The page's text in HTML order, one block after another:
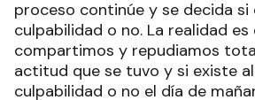
proceso continúe y se decida si
culpabilidad o no. La realidad es
compartimos y repudiamos
actitud que se tuvo y si existe
culpabilidad o no el día de